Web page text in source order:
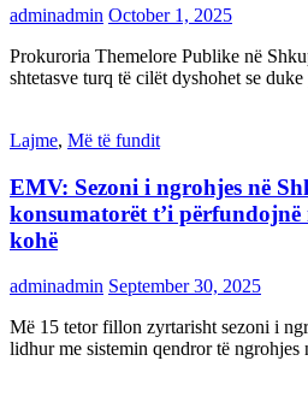
adminadmin October 1, 2025
Prokuroria Themelore Publike në
shtetasve turq të cilët dyshohet se
Lajme, Më të fundit
EMV: Sezoni i ngrohjes në
konsumatorët t’i
kohë
adminadmin September 30, 2025
Më 15 tetor fillon zyrtarisht sezoni i
lidhur me sistemin qendror të